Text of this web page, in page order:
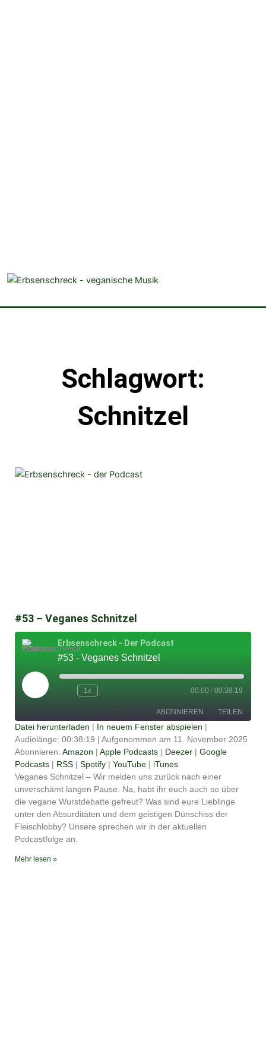
Schlagwort:
Schnitzel
#53 – Veganes Schnitzel
Erbsenschreck - Der Podcast
#53 - Veganes Schnitzel
Play
Episode
1x 00:00 / 00:38:19
ABONNIEREN TEILEN
Amazon
Deezer Google Podcasts
RSS Spotify
YouTube iTunes
RSS FEED
TEILEN
LINK
EMBED
Datei herunterladen | In neuem Fenster abspielen |
Audiolänge: 00:38:19 | Aufgenommen am 11. November 2025
Abonnieren: Amazon | Apple Podcasts | Deezer | Google
Podcasts | RSS | Spotify | YouTube | iTunes
Veganes Schnitzel – Wir melden uns zurück nach einer
unverschämt langen Pause. Na, habt ihr euch auch so über
die vegane Wurstdebatte gefreut? Was sind eure Lieblinge
unter den Absurditäten und dem geistigen Dünschiss der
Fleischlobby? Unsere sprechen wir in der aktuellen
Podcastfolge an.
Mehr lesen »